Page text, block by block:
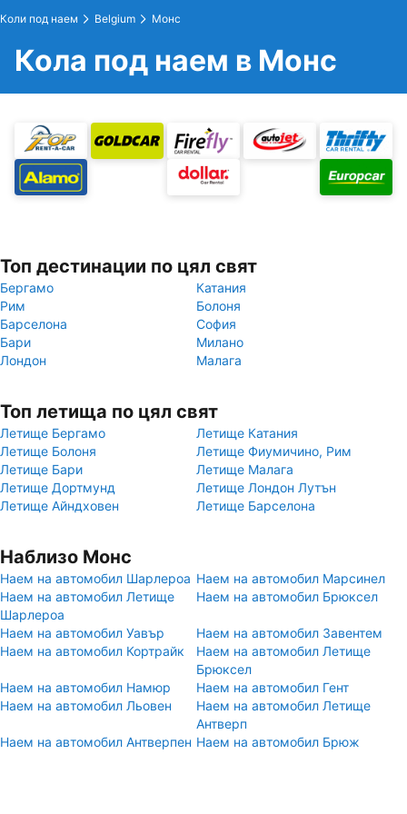
Коли под наем Belgium Монс
Кола под наем в Монс
Топ дестинации по цял свят
Бергамо
Катания
Рим
Болоня
Барселона
София
Бари
Милано
Лондон
Малага
Топ летища по цял свят
Летище Бергамо
Летище Катания
Летище Болоня
Летище Фиумичино, Рим
Летище Бари
Летище Малага
Летище Дортмунд
Летище Лондон Лутън
Летище Айндховен
Летище Барселона
Наблизо Монс
Наем на автомобил Шарлероа Наем на автомобил Марсинел
Наем на автомобил Летище
Шарлероа
Наем на автомобил Брюксел
Наем на автомобил Уавър
Наем на автомобил Завентем
Наем на автомобил Кортрайк
Наем на автомобил Летище
Брюксел
Наем на автомобил Намюр
Наем на автомобил Гент
Наем на автомобил Льовен
Наем на автомобил Летище
Антверп
Наем на автомобил Антверпен Наем на автомобил Брюж